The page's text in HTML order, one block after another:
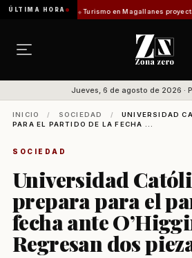
ÚLTIMA HORA
Vladilo] Turismo en Magallanes proyecta su
Jueves, 6 de agosto de 2026 ·
INICIO / SOCIEDAD /
UNIVERSIDAD
PARA EL PARTIDO DE LA FECHA ...
SOCIEDAD
Universidad
prepara para el
fecha ante
Regresan dos